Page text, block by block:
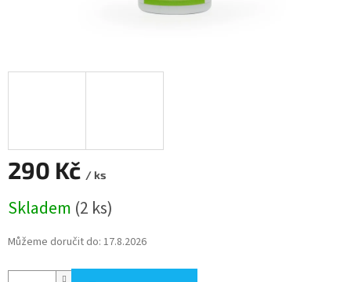
290 Kč / ks
cena:
Skladem (2 ks)
Můžeme doručit do: 17.8.2026